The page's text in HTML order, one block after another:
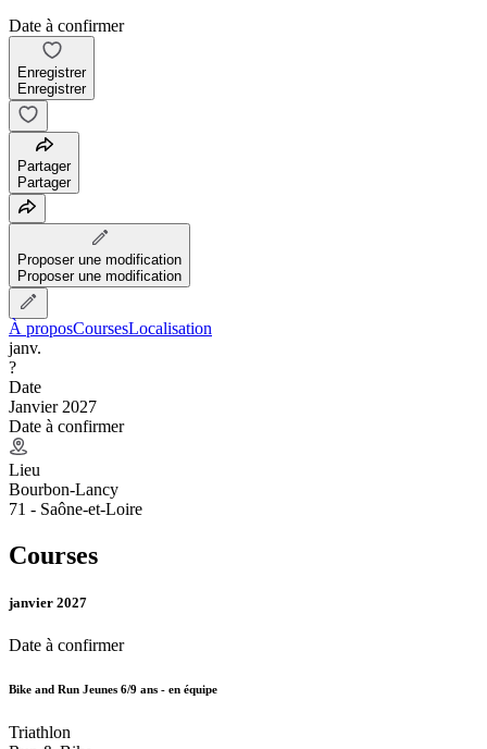
Date à confirmer
Enregistrer
Enregistrer
Partager
Partager
Proposer une modification
Proposer une modification
À proposCoursesLocalisation
janv.
?
Date
Janvier 2027
Date à confirmer
Lieu
Bourbon-Lancy
71 - Saône-et-Loire
Courses
janvier 2027
Date à confirmer
Bike and Run Jeunes 6/9 ans - en équipe
Triathlon